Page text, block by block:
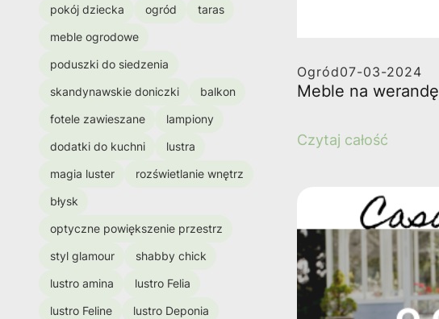
pokój dziecka
ogród
taras
meble ogrodowe
poduszki do siedzenia
skandynawskie doniczki
balkon
fotele zawieszane
lampiony
dodatki do kuchni
lustra
magia luster
rozświetlanie wnętrz
błysk
optyczne powiększenie przestrz
styl glamour
shabby chick
lustro amina
lustro Felia
lustro Feline
lustro Deponia
Ogród07-03-2024
Meble na werandę
Czytaj całość